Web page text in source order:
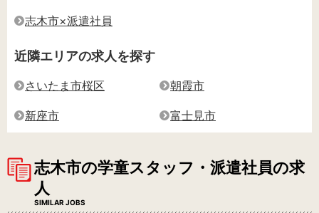
志木市×派遣社員
近隣エリアの求人を探す
さいたま市桜区 朝霞市
新座市 富士見市
志木市の学童スタッフ・派遣社員の求
人
SIMILAR JOBS